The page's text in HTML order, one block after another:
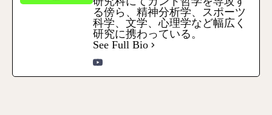
る傍ら、精神分析学、スポーツ
科学、文学、心理学など幅広く
研究に携わっている。
See Full Bio